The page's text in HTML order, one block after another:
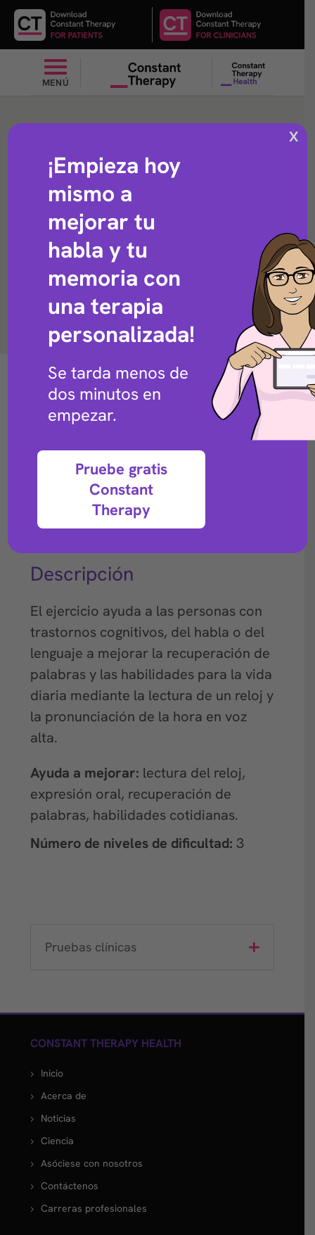
MENÚ
Ejercicio de habla que ayuda con las habilidades
cotidianas.
Volver a la biblioteca de ejercicios
Descripción
El ejercicio ayuda a las personas con
trastornos cognitivos, del habla o del
lenguaje a mejorar la recuperación de
palabras y las habilidades para la vida
diaria mediante la lectura de un reloj y
la pronunciación de la hora en voz
alta.
Ayuda a mejorar: lectura del reloj,
expresión oral, recuperación de
palabras, habilidades cotidianas.
Número de niveles de dificultad: 3
Pruebas clínicas
CONSTANT THERAPY HEALTH
Inicio
Acerca de
Noticias
Ciencia
Asóciese con nosotros
Contáctenos
Carreras profesionales
¡Empieza hoy
mismo a
mejorar tu
habla y tu
memoria con
una terapia
personalizada!
Se tarda menos de
dos minutos en
empezar.
Pruebe gratis
Constant
Therapy
X